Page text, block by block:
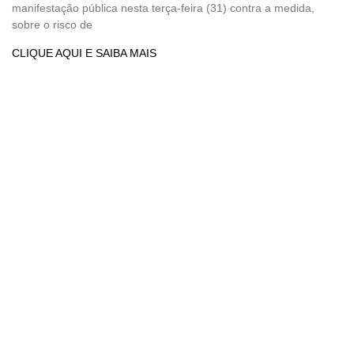
manifestação pública nesta terça-feira (31) contra a medida,
sobre o risco de
CLIQUE AQUI E SAIBA MAIS